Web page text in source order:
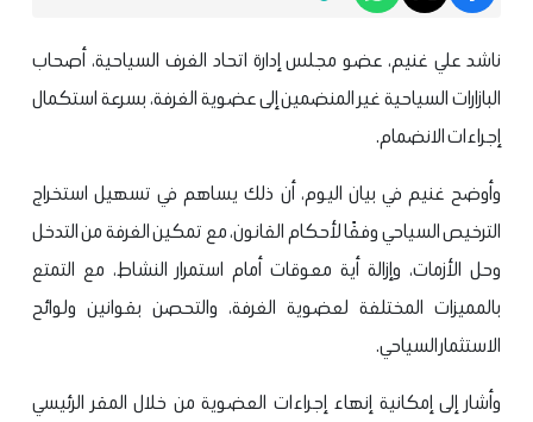
ناشد علي غنيم، عضو مجلس إدارة اتحاد الغرف السياحية، أصحاب
البازارات السياحية غير المنضمين إلى عضوية الغرفة، بسرعة استكمال
إجراءات الانضمام.
وأوضح غنيم في بيان اليوم، أن ذلك يساهم في تسهيل استخراج
الترخيص السياحي وفقًا لأحكام القانون، مع تمكين الغرفة من التدخل
وحل الأزمات، وإزالة أية معوقات أمام استمرار النشاط، مع التمتع
بالمميزات المختلفة لعضوية الغرفة، والتحصن بقوانين ولوائح
الاستثمار السياحي.
وأشار إلى إمكانية إنهاء إجراءات العضوية من خلال المقر الرئيسي